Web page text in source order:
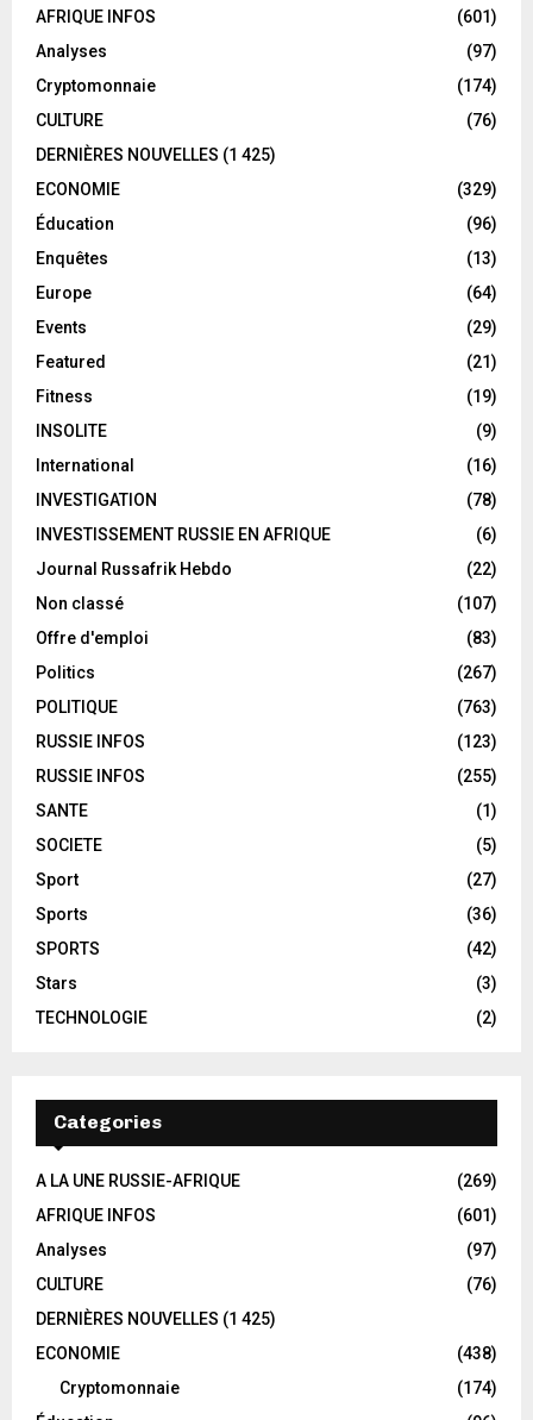
AFRIQUE INFOS
(601)
Analyses
(97)
Cryptomonnaie
(174)
CULTURE
(76)
DERNIÈRES NOUVELLES (1 425)
ECONOMIE
(329)
Éducation
(96)
Enquêtes
(13)
Europe
(64)
Events
(29)
Featured
(21)
Fitness
(19)
INSOLITE
(9)
International
(16)
INVESTIGATION
(78)
INVESTISSEMENT RUSSIE EN AFRIQUE
(6)
Journal Russafrik Hebdo
(22)
Non classé
(107)
Offre d'emploi
(83)
Politics
(267)
POLITIQUE
(763)
RUSSIE INFOS
(123)
RUSSIE INFOS
(255)
SANTE
(1)
SOCIETE
(5)
Sport
(27)
Sports
(36)
SPORTS
(42)
Stars
(3)
TECHNOLOGIE
(2)
Categories
A LA UNE RUSSIE-AFRIQUE
(269)
AFRIQUE INFOS
(601)
Analyses
(97)
CULTURE
(76)
DERNIÈRES NOUVELLES (1 425)
ECONOMIE
(438)
Cryptomonnaie
(174)